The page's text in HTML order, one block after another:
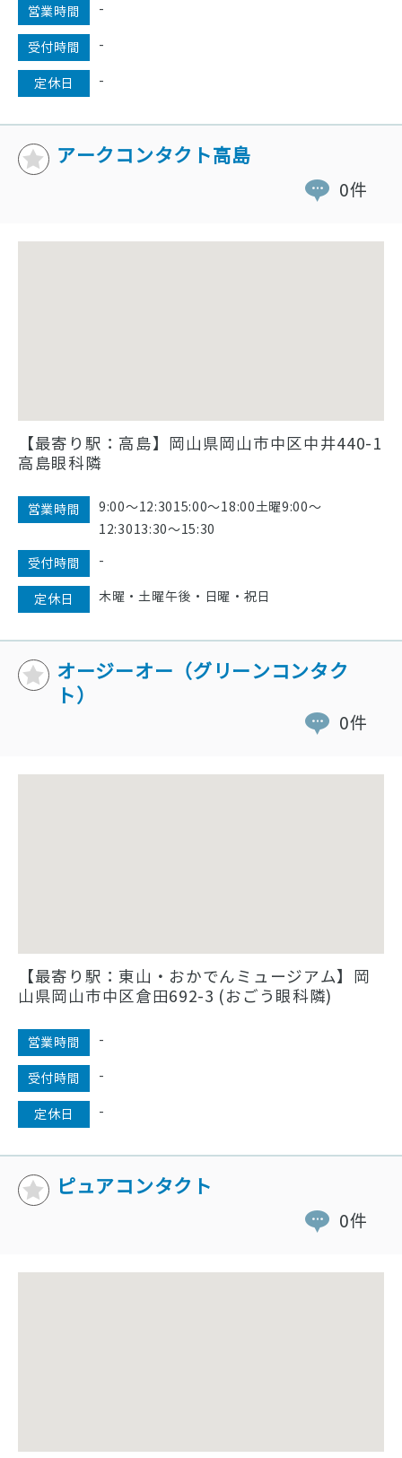
営業時間 -
受付時間 -
定休日 -
アークコンタクト高島
0件
【最寄り駅：高島】岡山県岡山市中区中井440-1
高島眼科隣
営業時間
9:00〜12:3015:00〜18:00土曜9:00〜
12:3013:30〜15:30
受付時間 -
定休日 木曜・土曜午後・日曜・祝日
オージーオー（グリーンコンタク
ト）
0件
【最寄り駅：東山・おかでんミュージアム】岡
山県岡山市中区倉田692-3 (おごう眼科隣)
営業時間 -
受付時間 -
定休日 -
ピュアコンタクト
0件